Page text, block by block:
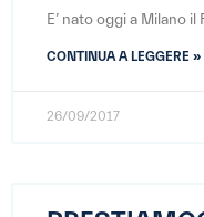
E’ nato oggi a Milano
CONTINUA A LEGGERE »
26/09/2017